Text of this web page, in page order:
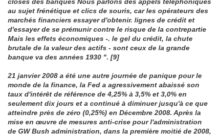
au sujet frénétique et clics de souris, car les opérateurs des
marchés financiers essayer d'obtenir. lignes de crédit et
d'essayer de se prémunir contre le risque de la contrepartie
Mais les effets économiques -. le gel du crédit, la chute
brutale de la valeur des actifs - sont ceux de la grande
banque va des années 1930 ". [9]
21 janvier 2008 a été une autre journée de panique pour le
monde de la finance, la Fed a agressivement abaissé son
taux d'intérêt de référence de 4,25% à 3,5% et 3,0% en
seulement dix jours et a continué à diminuer jusqu'à ce que
atteindre près de zéro (0,25%) en Décembre 2008. Après la
mise en œuvre de mesures anti-crise pour l'administration
de GW Bush administration, dans la première moitié de 2008,